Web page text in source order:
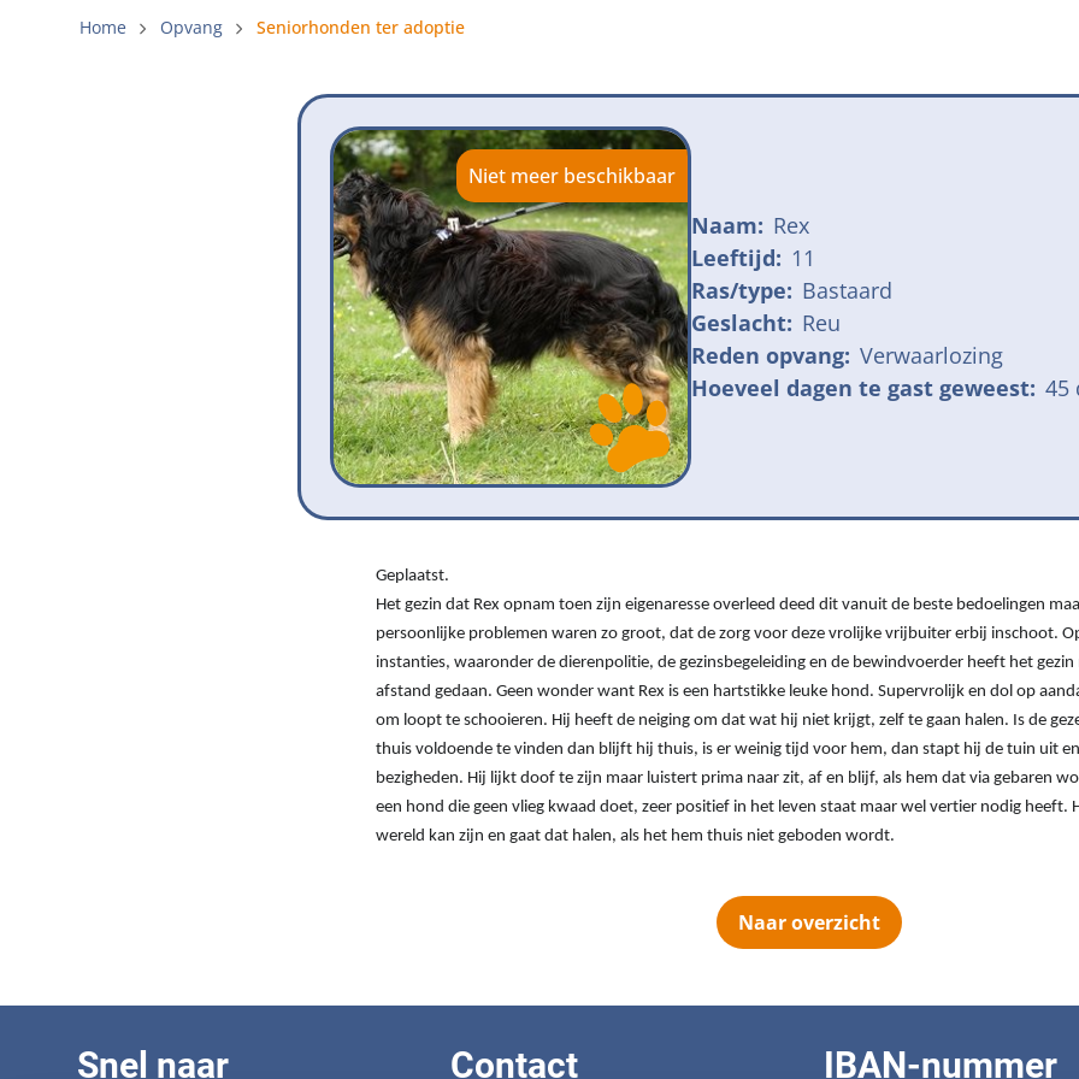
Gemeentelijk meldpunt bijtincidenten
Bescherming tegen grasaren
Home Opvang Seniorhonden ter adoptie
Niet meer beschikbaar
Naam: Rex
Leeftijd: 11
Ras/type: Bastaard
Geslacht: Reu
Reden opvang: Verwaarlozing
Hoeveel dagen te gast geweest: 45
Geplaatst.
Het gezin dat Rex opnam toen zijn eigenaresse overleed deed dit vanuit de beste bedoelingen
persoonlijke problemen waren zo groot, dat de zorg voor deze vrolijke vrijbuiter erbij inschoot.
instanties, waaronder de dierenpolitie, de gezinsbegeleiding en de bewindvoerder heeft het
afstand gedaan. Geen wonder want Rex is een hartstikke leuke hond. Supervrolijk en dol op
om loopt te schooieren. Hij heeft de neiging om dat wat hij niet krijgt, zelf te gaan halen. Is de
thuis voldoende te vinden dan blijft hij thuis, is er weinig tijd voor hem, dan stapt hij de tuin uit
bezigheden. Hij lijkt doof te zijn maar luistert prima naar zit, af en blijf, als hem dat via gebaren
een hond die geen vlieg kwaad doet, zeer positief in het leven staat maar wel vertier nodig heeft.
wereld kan zijn en gaat dat halen, als het hem thuis niet geboden wordt.
Naar overzicht
Snel naar Contact IBAN-nummer